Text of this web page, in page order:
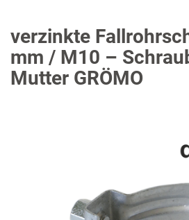
verzinkte
mm / M10 –
Mutter GRÖMO